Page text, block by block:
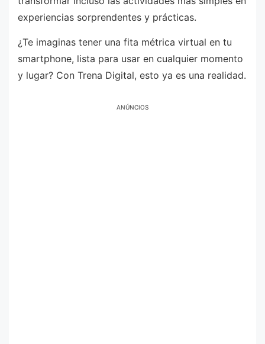
experiencias sorprendentes y prácticas.
¿Te imaginas tener una fita métrica virtual en tu
smartphone, lista para usar en cualquier momento
y lugar? Con Trena Digital, esto ya es una realidad.
ANÚNCIOS